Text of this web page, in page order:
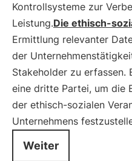
Kontrollsysteme zur
Leistung.Die ethisch-
Ermittlung relevanter
der
Stakeholder zu erfassen.
eine dritte Partei, um die
der ethisch-sozialen
Unternehmens
Weiter